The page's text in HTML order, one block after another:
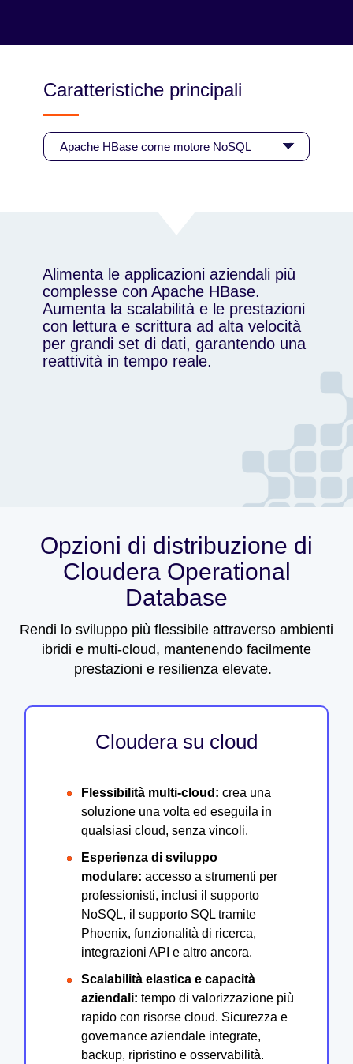
Caratteristiche principali
Alimenta le applicazioni aziendali più
complesse con Apache HBase.
Aumenta la scalabilità e le prestazioni
con lettura e scrittura ad alta velocità
per grandi set di dati, garantendo una
reattività in tempo reale.
Opzioni di distribuzione di
Cloudera Operational
Database
Rendi lo sviluppo più flessibile attraverso ambienti
ibridi e multi-cloud, mantenendo facilmente
prestazioni e resilienza elevate.
Cloudera su cloud
Flessibilità multi-cloud: crea una
soluzione una volta ed eseguila in
qualsiasi cloud, senza vincoli.
Esperienza di sviluppo
modulare: accesso a strumenti per
professionisti, inclusi il supporto
NoSQL, il supporto SQL tramite
Phoenix, funzionalità di ricerca,
integrazioni API e altro ancora.
Scalabilità elastica e capacità
aziendali: tempo di valorizzazione più
rapido con risorse cloud. Sicurezza e
governance aziendale integrate,
backup, ripristino e osservabilità.